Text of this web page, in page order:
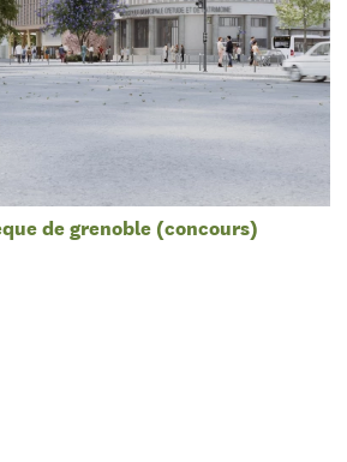
de grenoble (concours)